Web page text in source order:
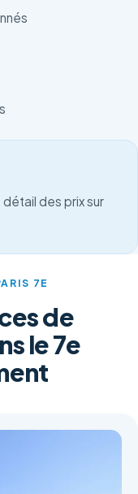
des prix sur
7E
de
le 7e